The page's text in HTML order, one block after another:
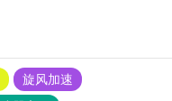
旋风加速